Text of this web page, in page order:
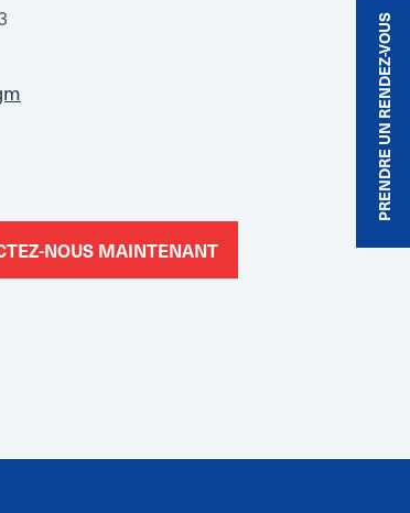
PRENDRE UN RENDEZ-VOUS
NOUS MAINTENANT